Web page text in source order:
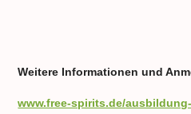
Weitere Informationen und
www.free-spirits.de/